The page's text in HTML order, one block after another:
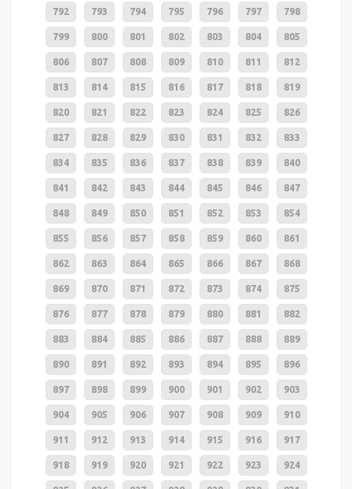
792 793 794 795 796 797 798
799 800 801 802 803 804 805
806 807 808 809 810 811 812
813 814 815 816 817 818 819
820 821 822 823 824 825 826
827 828 829 830 831 832 833
834 835 836 837 838 839 840
841 842 843 844 845 846 847
848 849 850 851 852 853 854
855 856 857 858 859 860 861
862 863 864 865 866 867 868
869 870 871 872 873 874 875
876 877 878 879 880 881 882
883 884 885 886 887 888 889
890 891 892 893 894 895 896
897 898 899 900 901 902 903
904 905 906 907 908 909 910
911 912 913 914 915 916 917
918 919 920 921 922 923 924